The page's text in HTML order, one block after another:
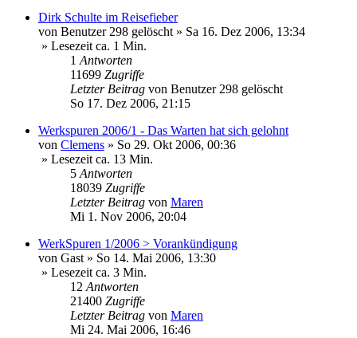
Dirk Schulte im Reisefieber
von Benutzer 298 gelöscht» Sa 16. Dez 2006, 13:34
» Lesezeit ca. 1 Min.
1Antworten
11699 Zugriffe
Letzter Beitrag von Benutzer 298 gelöscht
So 17. Dez 2006, 21:15
Werkspuren 2006/1 - Das Warten hat sich gelohnt
von Clemens » So 29. Okt 2006, 00:36
» Lesezeit ca. 13 Min.
5Antworten
18039 Zugriffe
Letzter Beitrag von Maren
Mi 1. Nov 2006, 20:04
WerkSpuren 1/2006 > Vorankündigung
von Gast» So 14. Mai 2006, 13:30
» Lesezeit ca. 3 Min.
12Antworten
21400 Zugriffe
Letzter Beitrag von Maren
Mi 24. Mai 2006, 16:46